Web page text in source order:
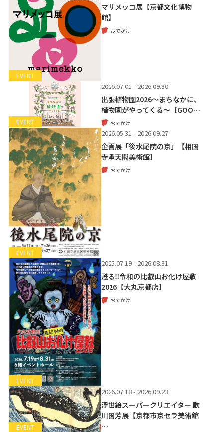
EVENT
マリメッコ展【京都文化博物
館】
おでかけ
EVENT
2026.07.01 - 2026.09.30
出張植物園2026～まちなかに、
植物園がやってくる～【GOO…
おでかけ
EVENT
2026.05.31 - 2026.09.27
企画展「後水尾院の京」【相国
寺承天閣美術館】
おでかけ
EVENT
2025.07.19 - 2026.08.31
甦る‼令和の比叡山お化け屋敷
2026【大丸京都店】
おでかけ
EVENT
2026.07.18 - 2026.09.23
浮世絵スーパークリエイター 歌
川国芳展【京都市京セラ美術館
…